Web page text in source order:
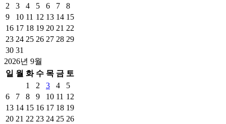
2
3 4 5 6 7
8
9
10 11 12 13 14 15
16 17 18 19 20 21 22
23 24 25 26 27 28 29
30 31
2026년 9월
일 월 화 수 목 금 토
1
2 3 4
5
6
7 8 9 10 11 12
13 14 15 16 17 18 19
20 21 22 23 24 25 26